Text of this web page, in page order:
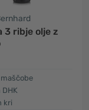
3 ribje olje z
DHK
kri